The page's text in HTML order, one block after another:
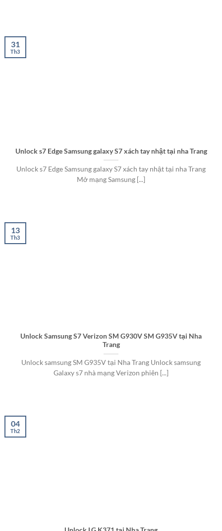
Unlock s7 Edge Samsung galaxy S7 xách tay nhật tại nha Trang
Unlock s7 Edge Samsung galaxy S7 xách tay nhật tại nha Trang
Mở mạng Samsung [...]
31
Th3
Unlock Samsung S7 Verizon SM G930V SM G935V tại Nha
Trang
Unlock samsung SM G935V tại Nha Trang Unlock samsung
Galaxy s7 nhà mạng Verizon phiên [...]
13
Th3
04
Th2